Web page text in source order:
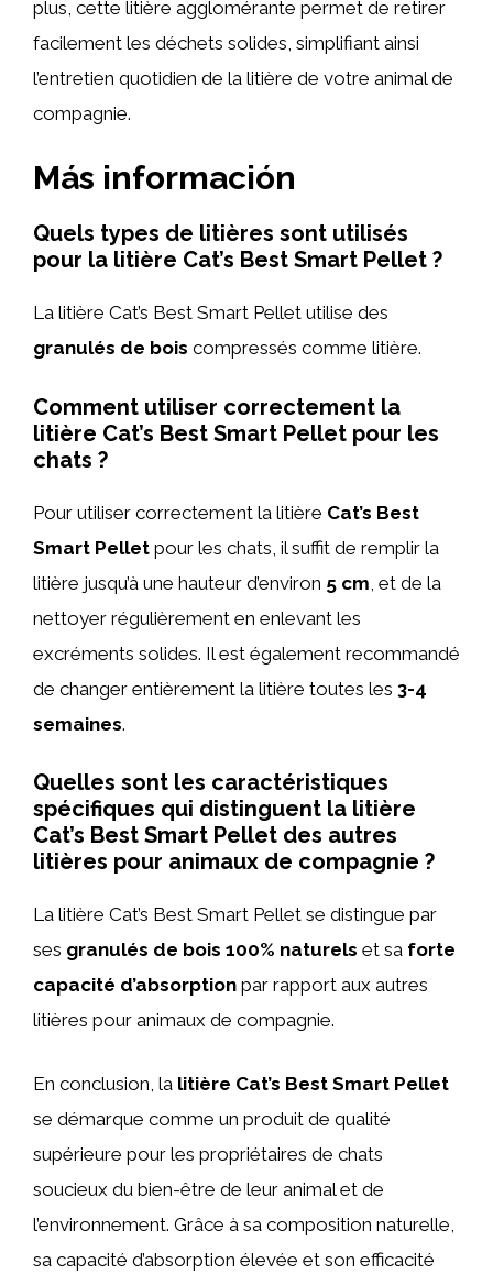
plus, cette litière agglomérante permet de retirer
facilement les déchets solides, simplifiant ainsi
l’entretien quotidien de la litière de votre animal de
compagnie.
Más información
Quels types de litières sont utilisés
pour la litière Cat’s Best Smart Pellet ?
La litière Cat’s Best Smart Pellet utilise des
granulés de bois compressés comme litière.
Comment utiliser correctement la
litière Cat’s Best Smart Pellet pour les
chats ?
Pour utiliser correctement la litière Cat’s Best
Smart Pellet pour les chats, il suffit de remplir la
litière jusqu’à une hauteur d’environ 5 cm , et de la
nettoyer régulièrement en enlevant les
excréments solides. Il est également recommandé
de changer entièrement la litière toutes les 3-4
semaines.
Quelles sont les caractéristiques
spécifiques qui distinguent la litière
Cat’s Best Smart Pellet des autres
litières pour animaux de compagnie ?
La litière Cat’s Best Smart Pellet se distingue par
ses granulés de bois 100% naturels et sa forte
capacité d’absorption par rapport aux autres
litières pour animaux de compagnie.
En conclusion, la litière Cat’s Best Smart Pellet
se démarque comme un produit de qualité
supérieure pour les propriétaires de chats
soucieux du bien-être de leur animal et de
l’environnement. Grâce à sa composition naturelle,
sa capacité d’absorption élevée et son efficacité